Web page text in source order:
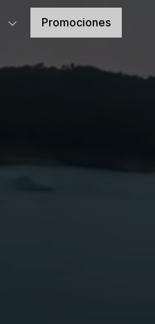
Promociones